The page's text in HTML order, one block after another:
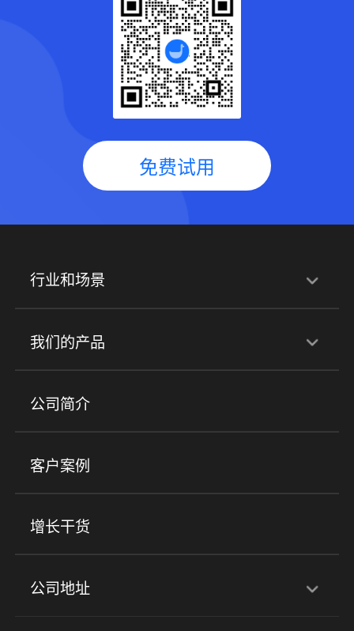
免费试用
行业和场景
行业解决方案
培训机构 职业技能培训 兴趣培训
金融行业
心理机构
我们的产品
产品
小程序商城 ERP 企微SCRM
社群圈子
公司简介
客户案例
增长干货
公司地址